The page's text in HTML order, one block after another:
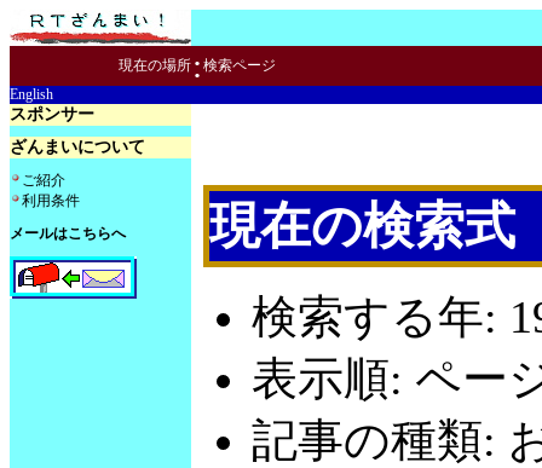
現在の場所 : 検索ページ
English
スポンサー
ざんまいについて
ご紹介
利用条件
メールはこちらへ
現在の検索式
検索する年:
表示順: ペー
記事の種類: